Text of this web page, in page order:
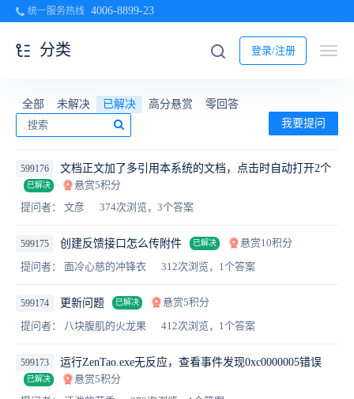
统一服务热线 4006-8899-23
登录/注册
分类
全部 未解决 已解决 高分悬赏
零回答
我要提问
599176 文档正文加了多引用本系统的文档，点击时自动打开2个
已解决
悬赏5积分
提问者： 文彦
374次浏览，3个答案
599175 创建反馈接口怎么传附件 已解决
悬赏10积分
提问者： 面冷心慈的冲锋衣
312次浏览，1个答案
599174 更新问题 已解决
悬赏5积分
提问者： 八块腹肌的火龙果
412次浏览，1个答案
599173 运行ZenTao.exe无反应，查看事件发现0xc0000005错误
已解决
悬赏5积分